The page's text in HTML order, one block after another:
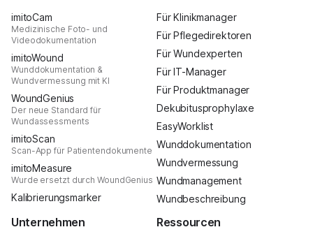
imitoCam
Medizinische Foto- und
Videodokumentation
imitoWound
Wunddokumentation &
Wundvermessung mit KI
WoundGenius
Der neue Standard für
Wundassessments
imitoScan
Scan-App für Patientendokumente
imitoMeasure
Wurde ersetzt durch WoundGenius
Kalibrierungsmarker
Für Klinikmanager
Für Pflegedirektoren
Für Wundexperten
Für IT-Manager
Für Produktmanager
Dekubitusprophylaxe
EasyWorklist
Wunddokumentation
Wundvermessung
Wundmanagement
Wundbeschreibung
Unternehmen Ressourcen